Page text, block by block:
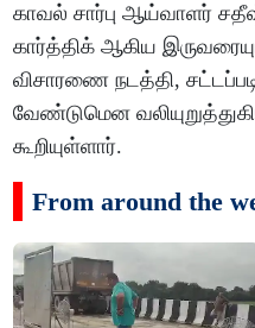
காவல் சார்பு ஆய்வாளர்
கார்த்திக் ஆகிய
விசாரணை நடத்தி,
வேண்டுமென
கூறியுள்ளார்.
From around the